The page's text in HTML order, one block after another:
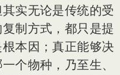
实无论是传统的受
制方式，都只是提
本因；真正能够决
个物种，乃至生、